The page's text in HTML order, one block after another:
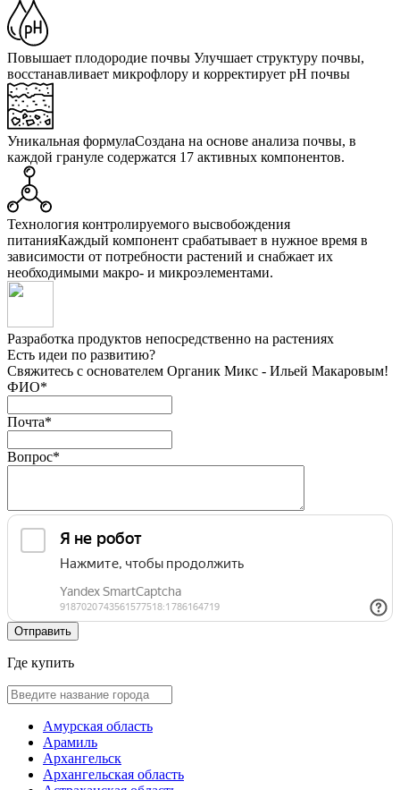
Повышает плодородие почвы Улучшает структуру почвы,
восстанавливает микрофлору и корректирует pH почвы
Уникальная формулаСоздана на основе анализа почвы, в
каждой грануле содержатся 17 активных компонентов.
Технология контролируемого высвобождения
питанияКаждый компонент срабатывает в нужное время в
зависимости от потребности растений и снабжает их
необходимыми макро- и микроэлементами.
Разработка продуктов непосредственно на растениях
Есть идеи по развитию?
Свяжитесь с основателем Органик Микс - Ильей Макаровым!
ФИО*
Почта*
Вопрос*
Где купить
Амурская область
Арамиль
Архангельск
Архангельская область